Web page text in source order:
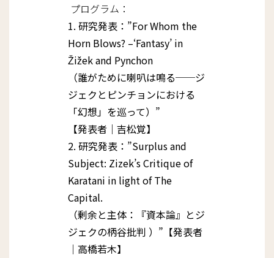
プログラム：
1. 研究発表：”For Whom the
Horn Blows? –‘Fantasy’ in
Žižek and Pynchon
（誰がために喇叭は鳴る──ジ
ジェクとピンチョンにおける
「幻想」を巡って）”
【発表者｜吉松覚】
2. 研究発表：”Surplus and
Subject: Zizek’s Critique of
Karatani in light of The
Capital.
（剰余と主体：『資本論』とジ
ジェクの柄谷批判 ）”【発表者
｜高橋若木】